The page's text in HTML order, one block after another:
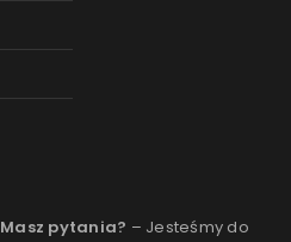
Masz pytania? – Jesteśmy do